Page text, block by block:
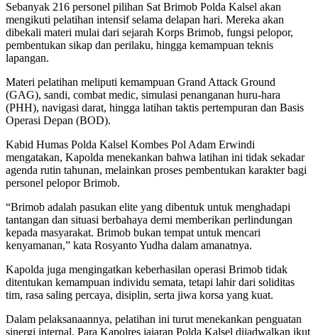
Sebanyak 216 personel pilihan Sat Brimob Polda Kalsel akan
mengikuti pelatihan intensif selama delapan hari. Mereka akan
dibekali materi mulai dari sejarah Korps Brimob, fungsi pelopor,
pembentukan sikap dan perilaku, hingga kemampuan teknis
lapangan.
Materi pelatihan meliputi kemampuan Grand Attack Ground
(GAG), sandi, combat medic, simulasi penanganan huru-hara
(PHH), navigasi darat, hingga latihan taktis pertempuran dan Basis
Operasi Depan (BOD).
Kabid Humas Polda Kalsel Kombes Pol Adam Erwindi
mengatakan, Kapolda menekankan bahwa latihan ini tidak sekadar
agenda rutin tahunan, melainkan proses pembentukan karakter bagi
personel pelopor Brimob.
“Brimob adalah pasukan elite yang dibentuk untuk menghadapi
tantangan dan situasi berbahaya demi memberikan perlindungan
kepada masyarakat. Brimob bukan tempat untuk mencari
kenyamanan,” kata Rosyanto Yudha dalam amanatnya.
Kapolda juga mengingatkan keberhasilan operasi Brimob tidak
ditentukan kemampuan individu semata, tetapi lahir dari soliditas
tim, rasa saling percaya, disiplin, serta jiwa korsa yang kuat.
Dalam pelaksanaannya, pelatihan ini turut menekankan penguatan
sinergi internal. Para Kapolres jajaran Polda Kalsel dijadwalkan ikut